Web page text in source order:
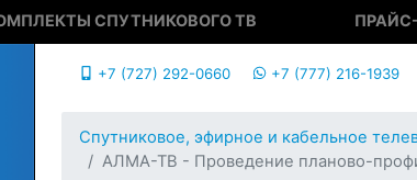
СПУТНИКОВОГО ТВ
+7 (727) 292-0660 +7 (777) 216-1939
Спутниковое, эфирное и кабельное
АЛМА-ТВ - Проведение планово-